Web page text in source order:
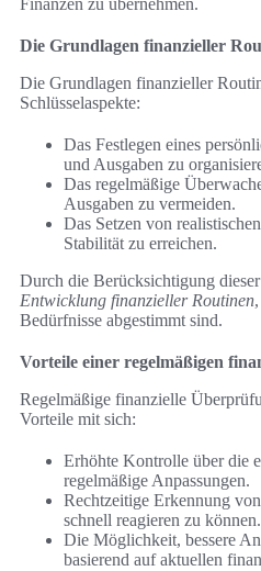
Finanzen zu übernehmen.
Die Grundlagen finanzieller
Die Grundlagen finanzieller
Schlüsselaspekte:
Das Festlegen eines
und Ausgaben zu
Das regelmäßige
Ausgaben zu vermeiden.
Das Setzen von
Stabilität zu erreichen.
Durch die Berücksichtigung
Entwicklung finanzieller Routinen
Bedürfnisse abgestimmt sind.
Vorteile einer regelmäßigen
Regelmäßige finanzielle
Vorteile mit sich:
Erhöhte Kontrolle über die
regelmäßige Anpassungen.
Rechtzeitige Erkennung
schnell reagieren zu können.
Die Möglichkeit, bessere
basierend auf aktuellen